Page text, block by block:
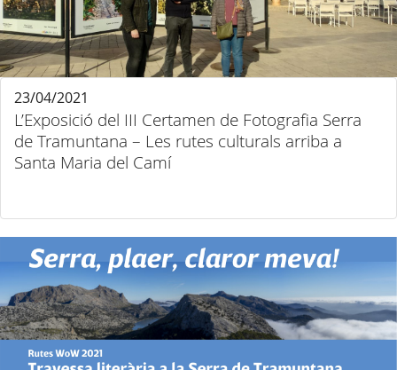
L’Exposició del III Certamen de Fotografia Serra
de Tramuntana – Les rutes culturals arriba a
Santa Maria del Camí
23/04/2021